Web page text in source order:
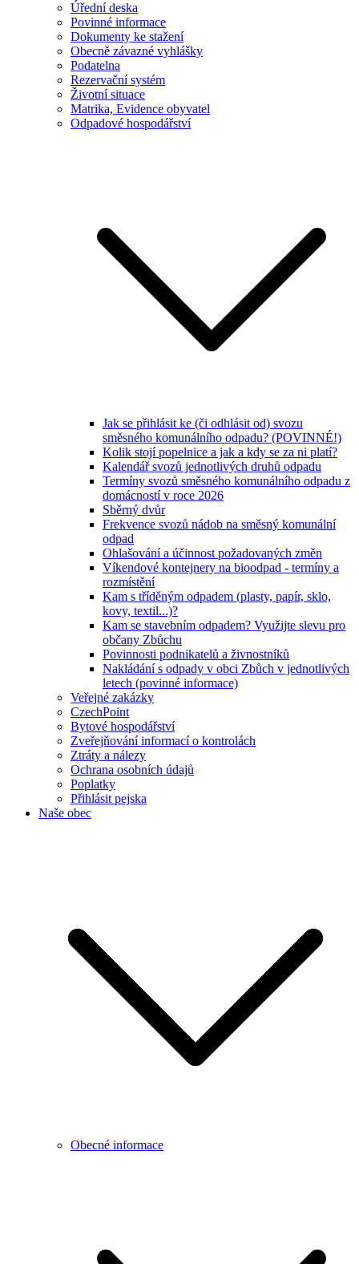
Úřední deska
Povinné informace
Dokumenty ke stažení
Obecně závazné vyhlášky
Podatelna
Rezervační systém
Životní situace
Matrika, Evidence obyvatel
Odpadové hospodářství
Jak se přihlásit ke (či odhlásit od) svozu
směsného komunálního odpadu? (POVINNÉ!)
Kolik stojí popelnice a jak a kdy se za ni platí?
Kalendář svozů jednotlivých druhů odpadu
Termíny svozů směsného komunálního odpadu z
domácností v roce 2026
Sběrný dvůr
Frekvence svozů nádob na směsný komunální
odpad
Ohlašování a účinnost požadovaných změn
Víkendové kontejnery na bioodpad - termíny a
rozmístění
Kam s tříděným odpadem (plasty, papír, sklo,
kovy, textil...)?
Kam se stavebním odpadem? Využijte slevu pro
občany Zbůchu
Povinnosti podnikatelů a živnostníků
Nakládání s odpady v obci Zbůch v jednotlivých
letech (povinné informace)
Veřejné zakázky
CzechPoint
Bytové hospodářství
Zveřejňování informací o kontrolách
Ztráty a nálezy
Ochrana osobních údajů
Poplatky
Přihlásit pejska
Naše obec
Obecné informace